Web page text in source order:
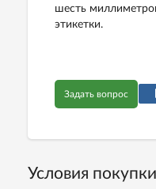
шесть
этикетки.
Задать вопрос
Условия